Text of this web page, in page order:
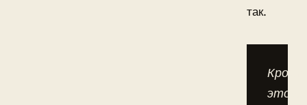
так.
Кроме
этого,